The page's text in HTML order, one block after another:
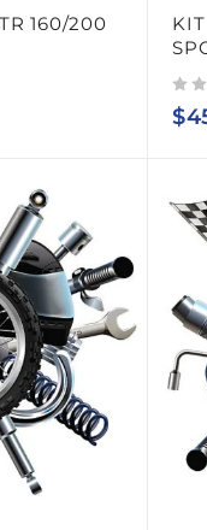
160/200
$